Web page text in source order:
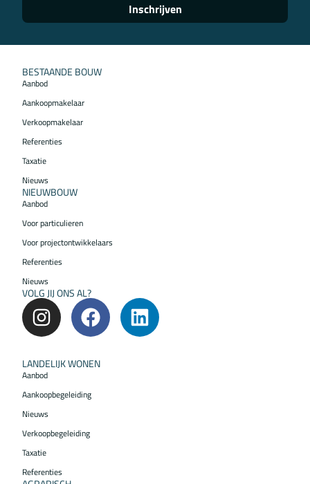
Inschrijven
BESTAANDE BOUW
Aanbod
Aankoopmakelaar
Verkoopmakelaar
Referenties
Taxatie
Nieuws
NIEUWBOUW
Aanbod
Voor particulieren
Voor projectontwikkelaars
Referenties
Nieuws
VOLG JIJ ONS AL?
LANDELIJK WONEN
Aanbod
Aankoopbegeleiding
Nieuws
Verkoopbegeleiding
Taxatie
Referenties